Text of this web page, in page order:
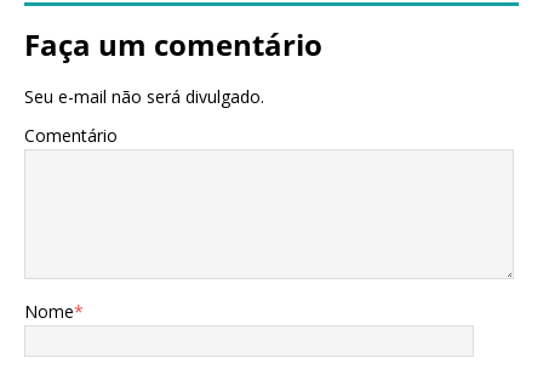
Faça um comentário
Seu e-mail não será divulgado.
Comentário
Nome*